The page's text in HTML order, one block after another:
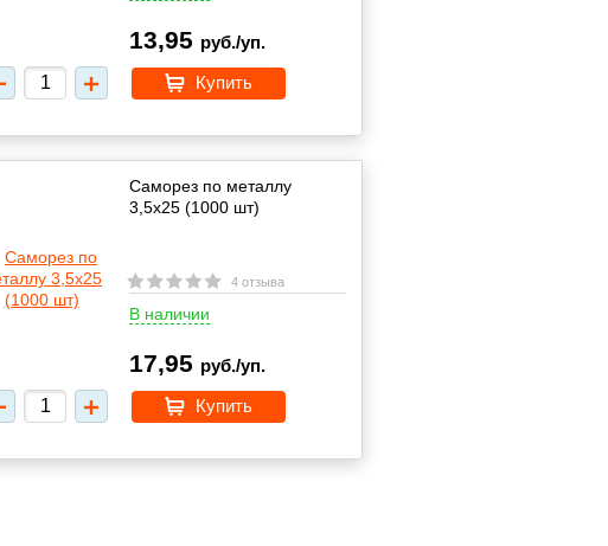
13,95 руб./уп.
Купить
Саморез по металлу
3,5x25 (1000 шт)
4 отзыва
В наличии
17,95 руб./уп.
Купить